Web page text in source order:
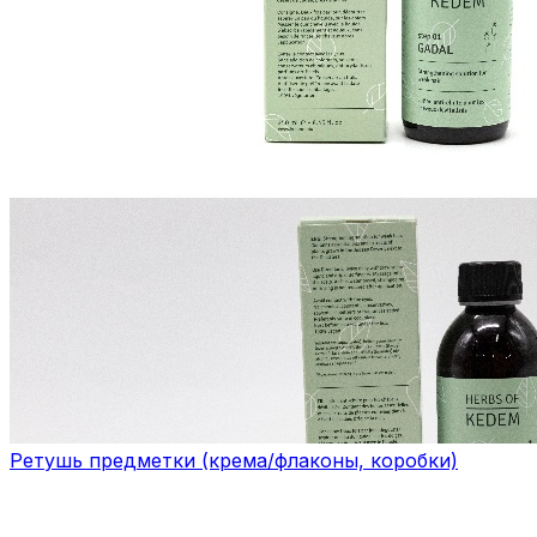
Ретушь предметки (крема/флаконы, коробки)